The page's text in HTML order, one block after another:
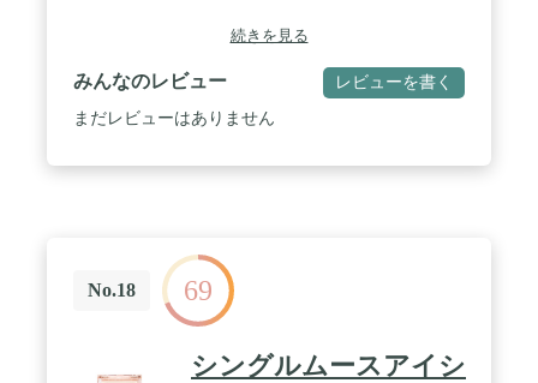
続きを見る
みんなのレビュー レビューを書く
まだレビューはありません
No.18 69
シングルムースアイシ